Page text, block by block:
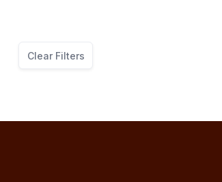
Clear Filters